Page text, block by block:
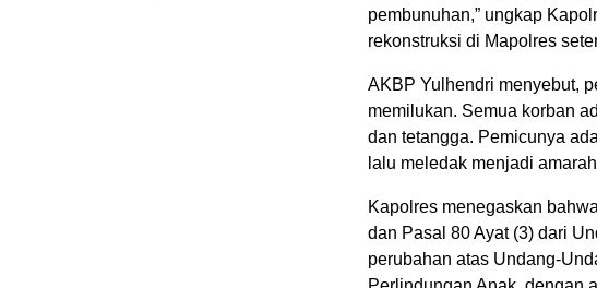
pembunuhan,” ungkap
rekonstruksi di Mapolres
AKBP Yulhendri menyebut,
memilukan. Semua korban
dan tetangga. Pemicunya
lalu meledak menjadi
Kapolres menegaskan
dan Pasal 80 Ayat (3) dari
perubahan atas Undang-